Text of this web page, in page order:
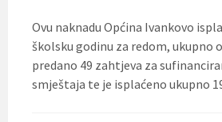
Ovu naknadu Općina Ivankovo
školsku godinu za redom, ukupno
predano 49 zahtjeva za
smještaja te je isplaćeno ukupno